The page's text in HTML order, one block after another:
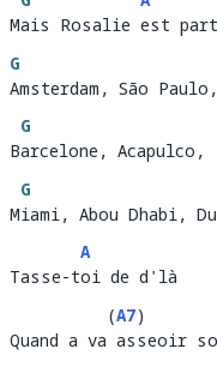
Mais Rosalie est
Mais Rosalie est
G
Amsterdam, São Paulo,
Amsterdam, São Paulo,
B
G
a
Barcelone, Acapulco,
M
G
iami, Abou Dhabi,
Miami, Abou Dhabi,
Tasse-t
A
oi de d'là
Tasse-toi de d'là
Quand a va
(A7)
asseoir
Quand a va asseoir